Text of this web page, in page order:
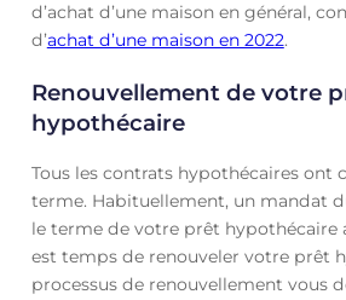
d’achat d’une maison en général,
d’achat d’une maison en 2022.
Renouvellement de votre
hypothécaire
Tous les contrats hypothécaires ont
terme. Habituellement, un mandat
le terme de votre prêt hypothécaire
est temps de renouveler votre prêt
processus de renouvellement vous